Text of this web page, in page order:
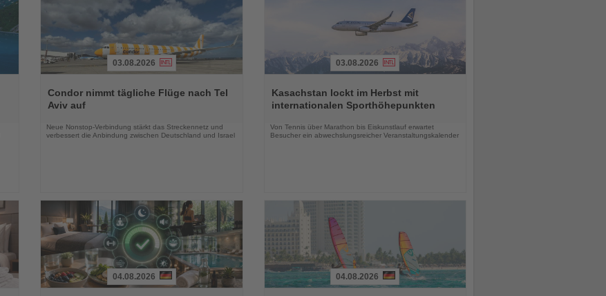
Sie
die
03.08.2026
Condor nimmt tägliche Flüge nach Tel
Aviv auf
Neue Nonstop-Verbindung stärkt das Streckennetz und
verbessert die Anbindung zwischen Deutschland und Israel
Sie
die
03.08.2026
Kasachstan lockt im Herbst mit
internationalen Sporthöhepunkten
Von Tennis über Marathon bis Eiskunstlauf erwartet
Besucher ein abwechslungsreicher Veranstaltungskalender
04.08.2026 04.08.2026